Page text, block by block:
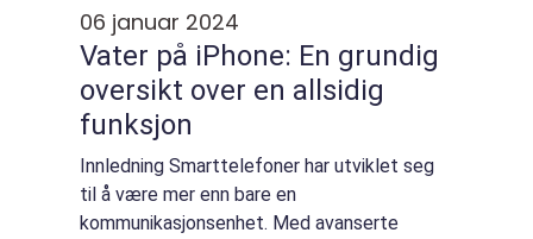
06 januar 2024
Vater på iPhone: En grundig
oversikt over en allsidig
funksjon
Innledning Smarttelefoner har utviklet seg
til å være mer enn bare en
kommunikasjonsenhet. Med avanserte